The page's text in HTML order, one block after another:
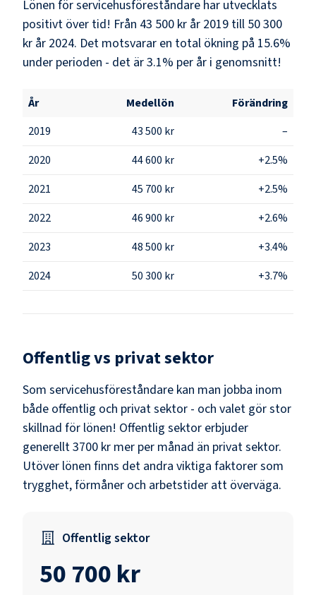
Lönen för servicehusföreståndare har utvecklats
positivt över tid! Från 43 500 kr år 2019 till 50 300
kr år 2024. Det motsvarar en total ökning på 15.6%
under perioden - det är 3.1% per år i genomsnitt!
År Medellön
Förändring
2019
43 500 kr
–
2020
44 600 kr
+2.5%
2021
45 700 kr
+2.5%
2022
46 900 kr
+2.6%
2023
48 500 kr
+3.4%
2024
50 300 kr +3.7%
Offentlig vs privat sektor
Som servicehusföreståndare kan man jobba inom
både offentlig och privat sektor - och valet gör stor
skillnad för lönen! Offentlig sektor erbjuder
generellt 3700 kr mer per månad än privat sektor.
Utöver lönen finns det andra viktiga faktorer som
trygghet, förmåner och arbetstider att överväga.
Offentlig sektor
50 700 kr